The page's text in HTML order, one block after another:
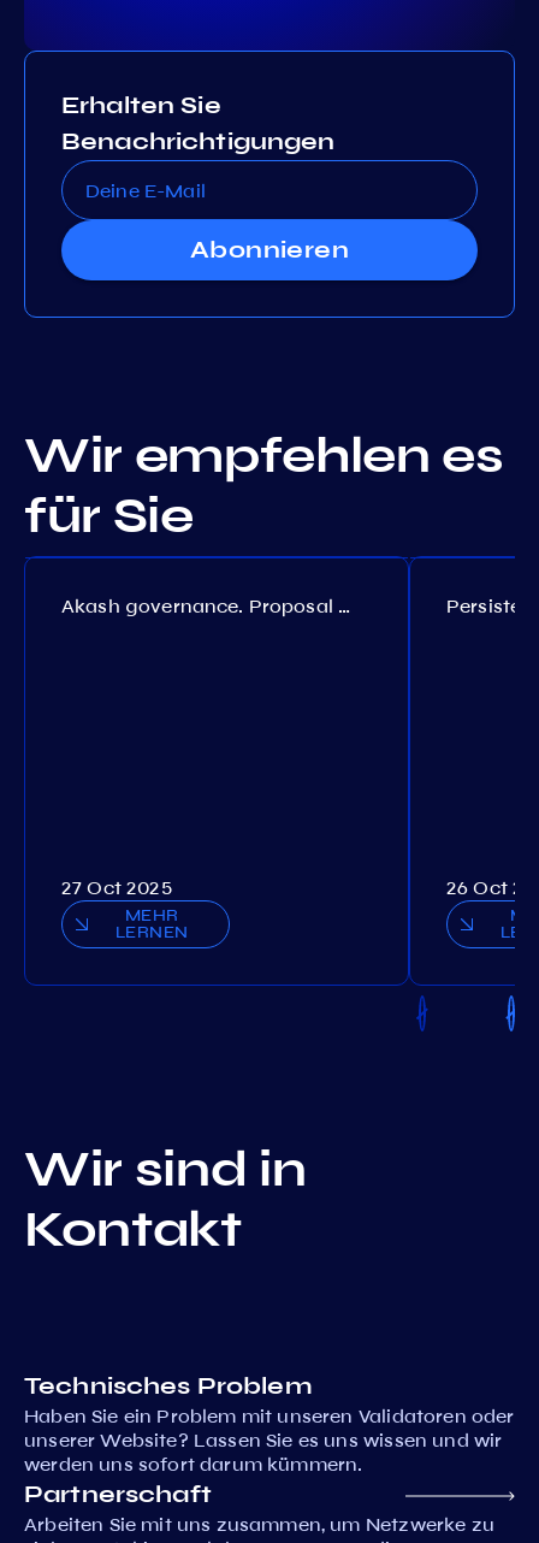
Erhalten Sie
Benachrichtigungen
Abonnieren
Wir empfehlen es
für Sie
Akash governance. Proposal №308
27 Oct 2025
MEHR
LERNEN
26 Oct
Wir sind in
Kontakt
Technisches Problem
Haben Sie ein Problem mit unseren Validatoren oder
unserer Website? Lassen Sie es uns wissen und wir
werden uns sofort darum kümmern.
Partnerschaft
Arbeiten Sie mit uns zusammen, um Netzwerke zu